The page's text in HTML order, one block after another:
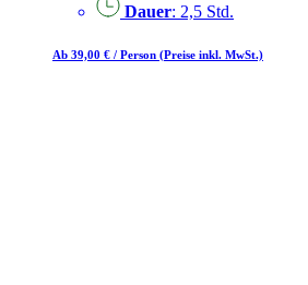
Dauer: 2,5 Std.
Ab 39,00 € / Person (Preise inkl. MwSt.)